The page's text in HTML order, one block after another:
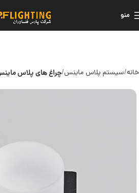
منو
خانه سیستم پلاس ماینس چراغ های پلاس